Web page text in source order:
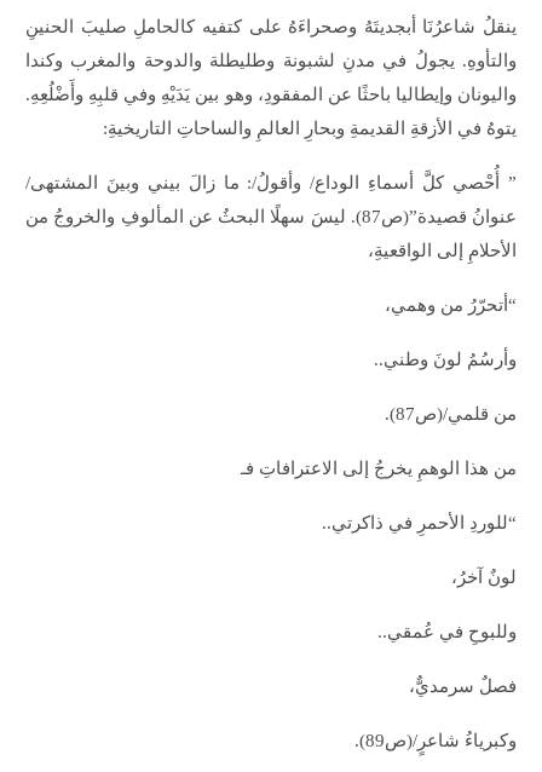
ينقلُ شاعرُنَا أبجديتَهُ وصحراءَهُ على كتفيه كالحاملِ صليبَ الحنينِ
والتأوهِ. يجولُ في مدنِ لشبونة وطليطلة والدوحة والمغرب وكندا
واليونان وإيطاليا باحثًا عن المفقودِ، وهو بين يَدَيْهِ وفي قلبِهِ وأَضْلُعِهِ.
يتوهُ في الأزقةِ القديمةِ وبحارِ العالمِ والساحاتِ التاريخيةِ:
” أُحْصي كلَّ أسماءِ الوداع/ وأقولُ/: ما زالَ بيني وبينَ المشتهى/
عنوانُ قصيدة”(ص87). ليسَ سهلًا البحثُ عن المألوفِ والخروجُ من
الأحلامِ إلى الواقعيةِ،
“أتحرّرُ من وهمي،
وأرسُمُ لونَ وطني..
من قلمي/(ص87).
من هذا الوهمِ يخرجُ إلى الاعترافاتِ فـ
“للوردِ الأحمرِ في ذاكرتي..
لونٌ آخرُ،
وللبوحِ في عُمقي..
فصلٌ سرمديٌّ،
وكبرياءُ شاعرٍ/(ص89).